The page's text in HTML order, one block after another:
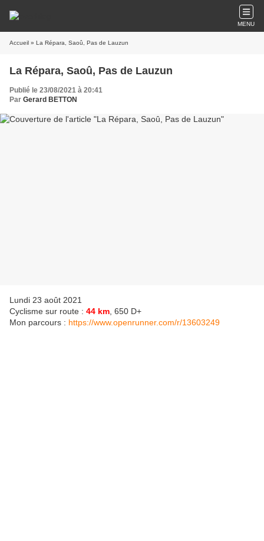
MENU
Accueil » La Répara, Saoû, Pas de Lauzun
La Répara, Saoû, Pas de Lauzun
Publié le 23/08/2021 à 20:41
Par Gerard BETTON
Lundi 23 août 2021
Cyclisme sur route : 44 km , 650 D+
Mon parcours : https://www.openrunner.com/r/13603249